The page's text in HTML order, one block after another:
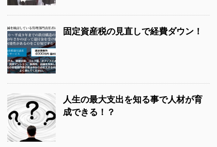
固定資産税の見直しで経費ダウン！
人生の最大支出を知る事で人材が育
成できる！？